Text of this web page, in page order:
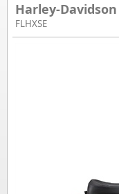
Harley-
FLHXSE